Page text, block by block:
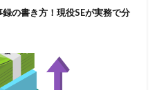
の書き方！現役SEが実務で分